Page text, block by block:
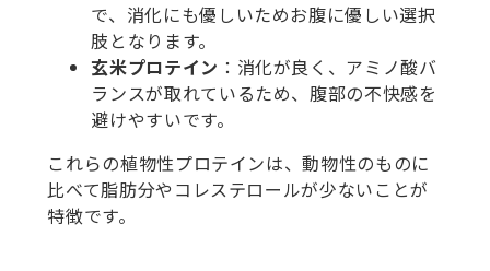
で、消化にも優しいためお腹に優しい選択
肢となります。
玄米プロテイン ：消化が良く、アミノ酸バ
ランスが取れているため、腹部の不快感を
避けやすいです。
これらの植物性プロテインは、動物性のものに
比べて脂肪分やコレステロールが少ないことが
特徴です。